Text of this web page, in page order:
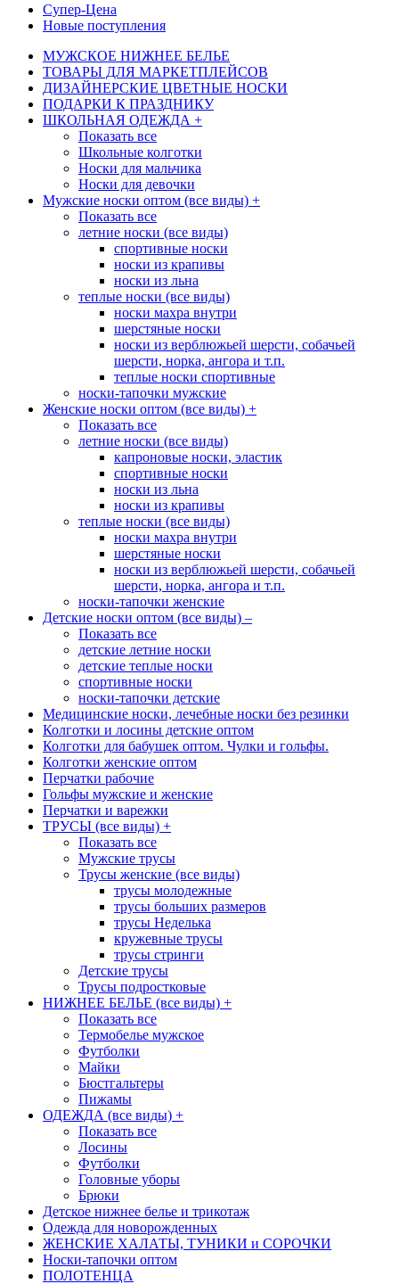
Супер-Цена
Новые поступления
МУЖСКОЕ НИЖНЕЕ БЕЛЬЕ
ТОВАРЫ ДЛЯ МАРКЕТПЛЕЙСОВ
ДИЗАЙНЕРСКИЕ ЦВЕТНЫЕ НОСКИ
ПОДАРКИ К ПРАЗДНИКУ
ШКОЛЬНАЯ ОДЕЖДА +
Показать все
Школьные колготки
Носки для мальчика
Носки для девочки
Мужские носки оптом (все виды) +
Показать все
летние носки (все виды)
спортивные носки
носки из крапивы
носки из льна
теплые носки (все виды)
носки махра внутри
шерстяные носки
носки из верблюжьей шерсти, собачьей
шерсти, норка, ангора и т.п.
теплые носки спортивные
носки-тапочки мужские
Женские носки оптом (все виды) +
Показать все
летние носки (все виды)
капроновые носки, эластик
спортивные носки
носки из льна
носки из крапивы
теплые носки (все виды)
носки махра внутри
шерстяные носки
носки из верблюжьей шерсти, собачьей
шерсти, норка, ангора и т.п.
носки-тапочки женские
Детские носки оптом (все виды) –
Показать все
детские летние носки
детские теплые носки
спортивные носки
носки-тапочки детские
Медицинские носки, лечебные носки без резинки
Колготки и лосины детские оптом
Колготки для бабушек оптом. Чулки и гольфы.
Колготки женские оптом
Перчатки рабочие
Гольфы мужские и женские
Перчатки и варежки
ТРУСЫ (все виды) +
Показать все
Мужские трусы
Трусы женские (все виды)
трусы молодежные
трусы больших размеров
трусы Неделька
кружевные трусы
трусы стринги
Детские трусы
Трусы подростковые
НИЖНЕЕ БЕЛЬЕ (все виды) +
Показать все
Термобелье мужское
Футболки
Майки
Бюстгальтеры
Пижамы
ОДЕЖДА (все виды) +
Показать все
Лосины
Футболки
Головные уборы
Брюки
Детское нижнее белье и трикотаж
Одежда для новорожденных
ЖЕНСКИЕ ХАЛАТЫ, ТУНИКИ и СОРОЧКИ
Носки-тапочки оптом
ПОЛОТЕНЦА